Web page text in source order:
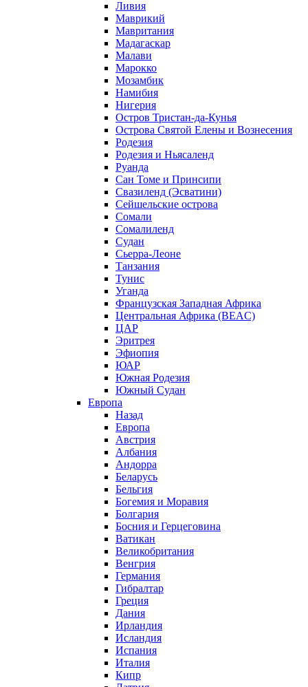
Ливия
Маврикий
Мавритания
Мадагаскар
Малави
Марокко
Мозамбик
Намибия
Нигерия
Остров Тристан-да-Кунья
Острова Святой Елены и Вознесения
Родезия
Родезия и Ньясаленд
Руанда
Сан Томе и Принсипи
Свазиленд (Эсватини)
Сейшельские острова
Сомали
Сомалиленд
Судан
Сьерра-Леоне
Танзания
Тунис
Уганда
Французская Западная Африка
Центральная Африка (BEAC)
ЦАР
Эритрея
Эфиопия
ЮАР
Южная Родезия
Южный Судан
Европа
Назад
Европа
Австрия
Албания
Андорра
Беларусь
Бельгия
Богемия и Моравия
Болгария
Босния и Герцеговина
Ватикан
Великобритания
Венгрия
Германия
Гибралтар
Греция
Дания
Ирландия
Исландия
Испания
Италия
Кипр